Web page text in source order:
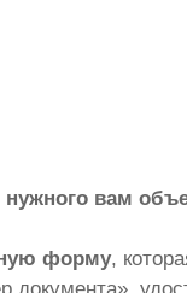
нужного вам
форму,